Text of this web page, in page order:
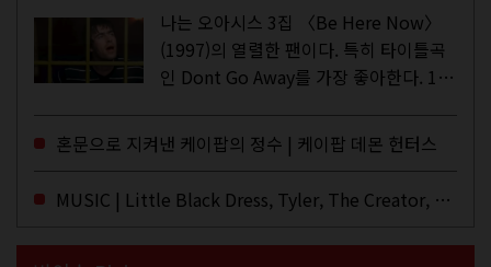
나는 오아시스 3집 〈Be Here Now〉
(1997)의 열렬한 팬이다. 특히 타이틀곡
인 Dont Go Away를 가장 좋아한다. 15
이브·데모·부틀렉을 합쳐 3만 번 이상은
듣지 않았나 싶다. 이토록...
혼문으로 지켜낸 케이팝의 정수 | 케이팝 데몬 헌터스
MUSIC | Little Black Dress, Tyler, The Creator, Essie Jain